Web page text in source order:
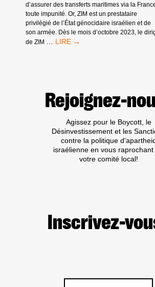
d’assurer des transferts maritimes via la
toute impunité. Or, ZIM est un prestataire
privilégié de l’État génocidaire israélien et de
son armée. Dès le mois d’octobre 2023, le
de ZIM
DOUZIÈME
DANS
UNE
AVEUGLANTE
EN
CONTINUANT
À
PIÉTINER
Rejoignez-
Agissez pour le Boycott, le
Désinvestissement et les
contre la politique
israélienne en vous raprochant
votre comité local!
Inscrivez-